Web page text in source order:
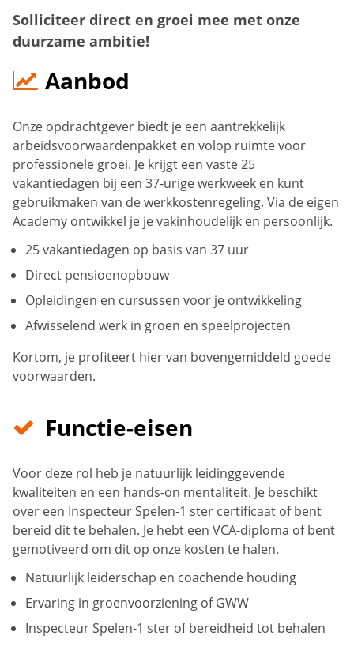
Solliciteer direct en groei mee met onze
duurzame ambitie!
Aanbod
Onze opdrachtgever biedt je een aantrekkelijk
arbeidsvoorwaardenpakket en volop ruimte voor
professionele groei. Je krijgt een vaste 25
vakantiedagen bij een 37-urige werkweek en kunt
gebruikmaken van de werkkostenregeling. Via de eigen
Academy ontwikkel je je vakinhoudelijk en persoonlijk.
25 vakantiedagen op basis van 37 uur
Direct pensioenopbouw
Opleidingen en cursussen voor je ontwikkeling
Afwisselend werk in groen en speelprojecten
Kortom, je profiteert hier van bovengemiddeld goede
voorwaarden.
Functie-eisen
Voor deze rol heb je natuurlijk leidinggevende
kwaliteiten en een hands-on mentaliteit. Je beschikt
over een Inspecteur Spelen-1 ster certificaat of bent
bereid dit te behalen. Je hebt een VCA-diploma of bent
gemotiveerd om dit op onze kosten te halen.
Natuurlijk leiderschap en coachende houding
Ervaring in groenvoorziening of GWW
Inspecteur Spelen-1 ster of bereidheid tot behalen